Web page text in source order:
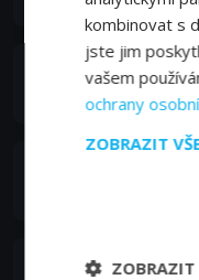
Teglat Kas Hana
Mohammad Khan
Martin Stange
kombinovat s
jste jim
vašem
ochrany
ZOBRAZIT
ZOBRAZIT